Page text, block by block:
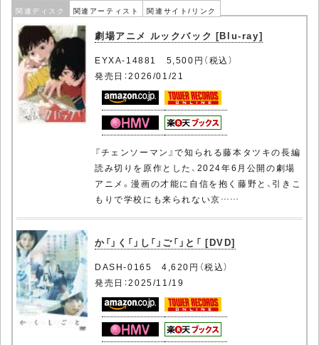
関連ディスク 関連アーティスト 関連サイト/リンク
劇場アニメ ルックバック [Blu-ray]
EYXA-14881 5,500円（税込）
発売日：2026/01/21
『チェンソーマン』で知られる藤本タツキの長編
読み切りを原作とした、2024年6月公開の劇場
アニメ。漫画の才能に自信を抱く藤野と、引きこ
もりで学校にも来られない京……
か「」く「」し「」ご「」と「 [DVD]
DASH-0165 4,620円（税込）
発売日：2025/11/19